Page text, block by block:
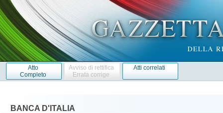
Atto
Completo
Avviso di rettifica
Errata corrige
Atti correlati
BANCA D'ITALIA